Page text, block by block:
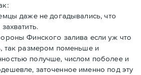
даже не догадывались, что
Финского залива если уж что
так размером поменьше и
получше, числом поболее и
заточенное именно под эту